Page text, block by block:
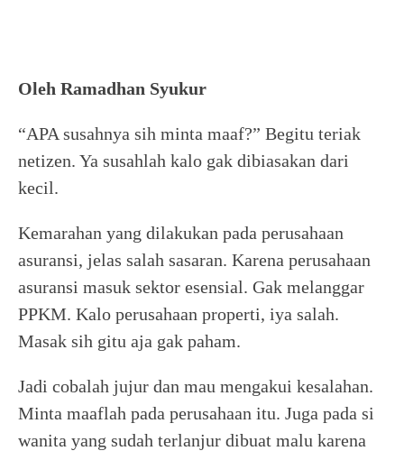
Oleh Ramadhan Syukur
“APA susahnya sih minta maaf?” Begitu teriak
netizen. Ya susahlah kalo gak dibiasakan dari
kecil.
Kemarahan yang dilakukan pada perusahaan
asuransi, jelas salah sasaran. Karena perusahaan
asuransi masuk sektor esensial. Gak melanggar
PPKM. Kalo perusahaan properti, iya salah.
Masak sih gitu aja gak paham.
Jadi cobalah jujur dan mau mengakui kesalahan.
Minta maaflah pada perusahaan itu. Juga pada si
wanita yang sudah terlanjur dibuat malu karena